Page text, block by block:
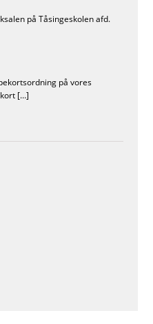
på Tåsingeskolen afd.
på vores
[…]